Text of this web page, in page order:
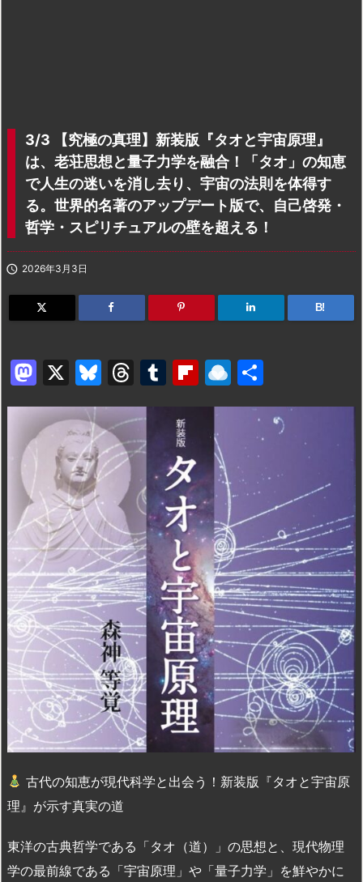
3/3 【究極の真理】新装版『タオと宇宙原理』
は、老荘思想と量子力学を融合！「タオ」の知恵
で人生の迷いを消し去り、宇宙の法則を体得す
る。世界的名著のアップデート版で、自己啓発・
哲学・スピリチュアルの壁を超える！
 2026年3月3日
B!
M
a
st
d
o
n
X
Bl
u
e
s
k
y
T
hr
e
a
s
T
m
bl
r
Fl
ip
ar
d
R
ai
dr
o
p.
io
有
古代の知恵が現代科学と出会う！新装版『タオと宇宙原
理』が示す真実の道
東洋の古典哲学である「タオ（道）」の思想と、現代物理
学の最前線である「宇宙原理」や「量子力学」を鮮やかに